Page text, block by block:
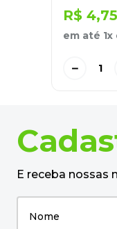
R$ 4,75
em até 1x
－
E receba nossas